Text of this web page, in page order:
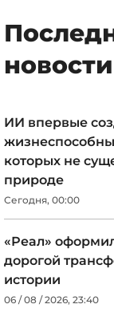
новости
ИИ впервые
которых не
природе
Сегодня, 00:00
«Реал»
дорогой
истории
06 / 08 / 2026, 23:40